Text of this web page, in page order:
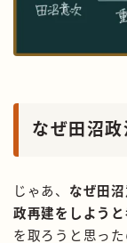
なぜ田沼政
じゃあ、 なぜ田
政再建をしよう
を取ろうと思った